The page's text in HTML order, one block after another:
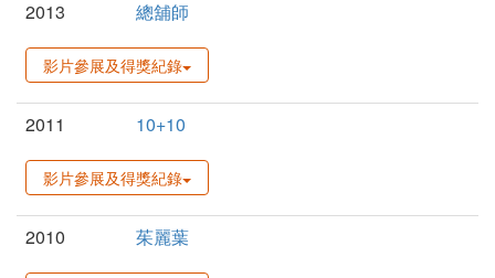
2013 總舖師
影片參展及得獎紀錄
2011 10+10
影片參展及得獎紀錄
2010 茱麗葉